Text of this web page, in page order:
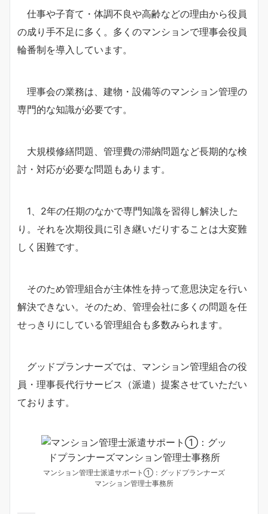
仕事や子育て・体調不良や高齢などの理由から役員
の成り手不足に多く。多くのマンションで理事会役員
輪番制を導入しています。
理事会の業務は、建物・設備等のマンション管理の
専門的な知識が必要です。
大規模修繕問題、管理費の滞納問題など長期的な検
討・対応が必要な問題もあります。
1、2年の任期のなかで専門知識を習得し解決した
り。それを次期役員に引き継いだりすることは大変難
しく困難です。
そのため管理組合が主体性を持って意思決定を行い
解決できない。そのため、管理会社に多くの問題を任
せっきりにしている管理組合も多数みられます。
グッドプランナーズでは、マンション管理組合の役
員・理事長代行サービス（派遣）提案させていただい
ております。
マンション管理士派遣サポート①：グッドプランナーズ
マンション管理士事務所